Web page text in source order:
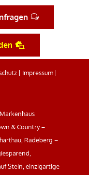
| Impressum|
& Country –
Radeberg –
Stein, einzigartige